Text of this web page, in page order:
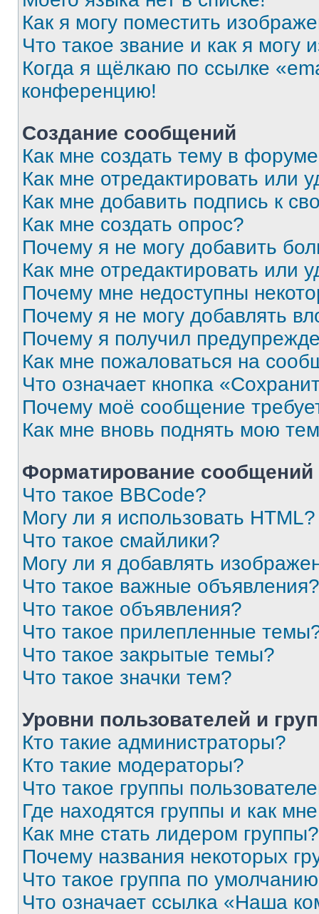
Как я могу поместить
Что такое звание и как я могу
Когда я щёлкаю по ссылке
конференцию!
Создание сообщений
Как мне создать тему в
Как мне отредактировать или
Как мне добавить подпись к
Как мне создать опрос?
Почему я не могу добавить
Как мне отредактировать или
Почему мне недоступны
Почему я не могу добавлять
Почему я получил
Как мне пожаловаться на
Что означает кнопка
Почему моё сообщение
Как мне вновь поднять мою
Форматирование
Что такое BBCode?
Могу ли я использовать HTML?
Что такое смайлики?
Могу ли я добавлять
Что такое важные объявления?
Что такое объявления?
Что такое прилепленные
Что такое закрытые темы?
Что такое значки тем?
Уровни пользователей и
Кто такие администраторы?
Кто такие модераторы?
Что такое группы
Где находятся группы и как
Как мне стать лидером группы?
Почему названия некоторых
Что такое группа по
Что означает ссылка «Наша